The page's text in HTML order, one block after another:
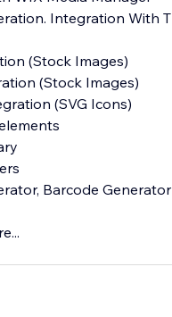
Integration With
(Stock Images)
(Stock Images)
(SVG Icons)
Barcode